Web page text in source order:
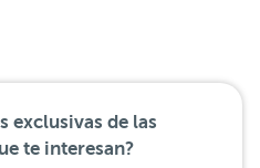
exclusivas de las
te interesan?